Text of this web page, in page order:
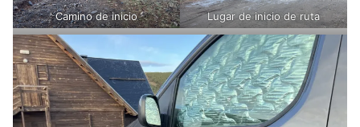
Camino de inicio Lugar de inicio de ruta